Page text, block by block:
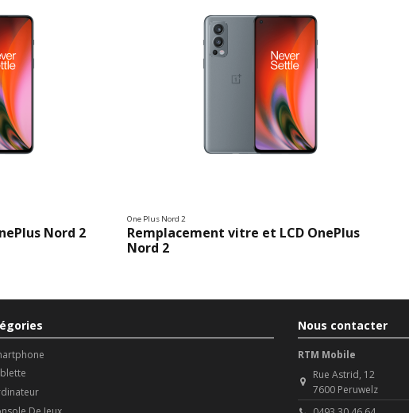
Nord 2
One Plus Nord 2
Remplacement vitre et LCD OnePlus
Nord 2
Nous contacter
RTM Mobile
Rue Astrid, 12
7600 Peruwelz